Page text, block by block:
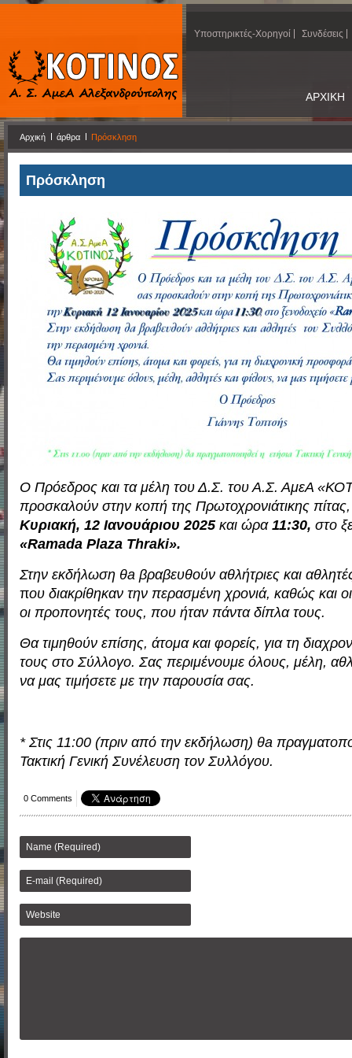
Υποστηρικτές-Χορηγοί Συνδέσεις
ΑΡΧΙΚΗ
Αρχική άρθρα Πρόσκληση
Πρόσκληση
Ο Πρόεδρος και τα μέλη του Δ.Σ. του Α.Σ. ΑμεA
προσκαλούν στην κοπή της Πρωτοχρονιάτικης
Κυριακή, 12 Ιανουάριου 2025και ώρα11:30, στο
«Ramada Plaza Thraki».
Στην εκδήλωση θa βραβευθούν αθλήτριες και
που διακρίθηκαν την περασμένη χρονιά, καθώς και
οι προπονητές τους, που ήταν πάντα δίπλα τους.
Θα τιμηθούν επίσης, άτομα και φορείς, για τη
τους στο Σύλλογο. Σας περιμένουμε όλους, μέλη,
να μας τιμήσετε με την παρουσία σας.
* Στις 11:00 (πριν από την εκδήλωση) θa
Τακτική Γενική Συνέλευση τον Συλλόγου.
0 Comments